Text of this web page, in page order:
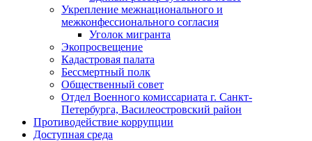
Укрепление межнационального и
межконфессионального согласия
Уголок мигранта
Экопросвещение
Кадастровая палата
Бессмертный полк
Общественный совет
Отдел Военного комиссариата г. Санкт-
Петербурга, Василеостровский район
Противодействие коррупции
Доступная среда